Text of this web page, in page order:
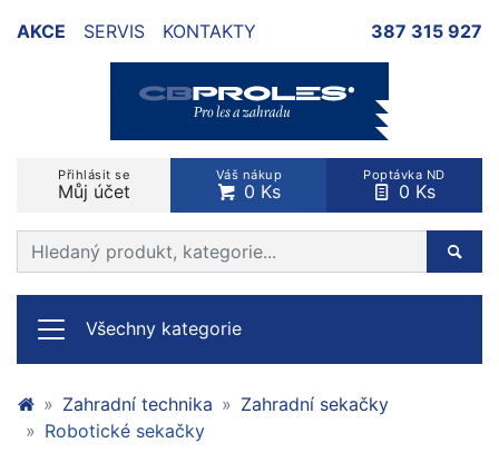
AKCE SERVIS KONTAKTY 387 315 927
Přihlásit se
Můj účet
Váš nákup
0 Ks
Poptávka ND
0 Ks
Prohledat web
Všechny kategorie
Zahradní technika
Zahradní sekačky
Robotické sekačky